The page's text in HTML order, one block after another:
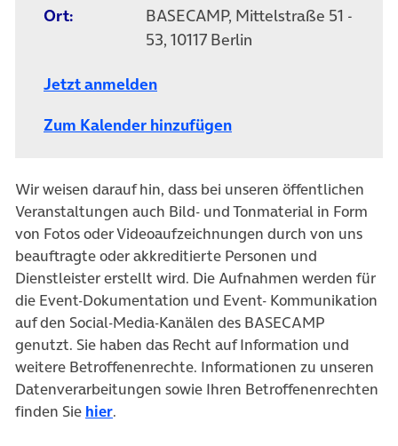
Ort:
BASECAMP, Mittelstraße 51 -
53, 10117 Berlin
Jetzt anmelden
Zum Kalender hinzufügen
Wir weisen darauf hin, dass bei unseren öffentlichen
Veranstaltungen auch Bild- und Tonmaterial in Form
von Fotos oder Videoaufzeichnungen durch von uns
beauftragte oder akkreditierte Personen und
Dienstleister erstellt wird. Die Aufnahmen werden für
die Event-Dokumentation und Event- Kommunikation
auf den Social-Media-Kanälen des BASECAMP
genutzt. Sie haben das Recht auf Information und
weitere Betroffenenrechte. Informationen zu unseren
Datenverarbeitungen sowie Ihren Betroffenenrechten
finden Sie hier.